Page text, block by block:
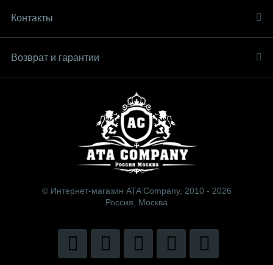
Контакты
Возврат и гарантии
© Интернет-магазин ATA Company, 2010 - 2026
Россия, Москва